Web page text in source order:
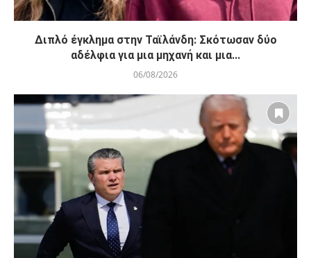
Διπλό έγκλημα στην Ταϊλάνδη: Σκότωσαν δύο
αδέλφια για μια μηχανή και μια...
06/08/2026